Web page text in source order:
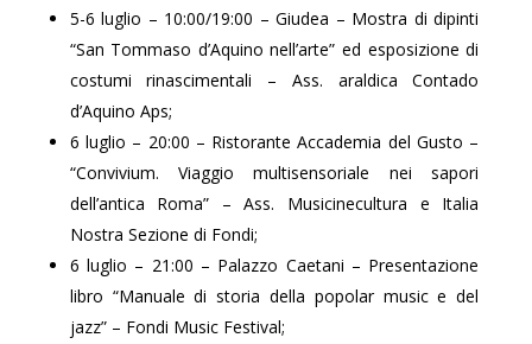
5-6 luglio – 10:00/19:00 – Giudea – Mostra di dipinti
“San Tommaso d’Aquino nell’arte” ed esposizione di
costumi rinascimentali – Ass. araldica Contado
d’Aquino Aps;
6 luglio – 20:00 – Ristorante Accademia del Gusto –
“Convivium. Viaggio multisensoriale nei sapori
dell’antica Roma” – Ass. Musicinecultura e Italia
Nostra Sezione di Fondi;
6 luglio – 21:00 – Palazzo Caetani – Presentazione
libro “Manuale di storia della popolar music e del
jazz” – Fondi Music Festival;